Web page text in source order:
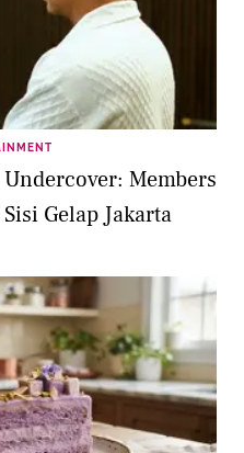
Members
Gelap Jakarta